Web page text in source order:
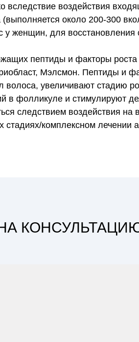
вследствие воздействия
около 200-300
женщин, для восстановления
пептиды и факторы роста
Мэлсмон. Пептиды и
увеличивают стадию
в фолликуле и стимулируют
следствием воздействия на
комплексном лечении